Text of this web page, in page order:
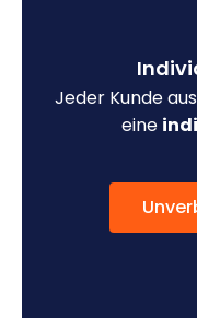
Jeder Kunde
eine